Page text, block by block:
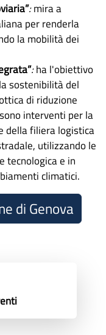
:mira a
per renderla
la mobilità dei
:ha l'obiettivo
sostenibilità del
di riduzione
interventi per la
della filiera logistica
utilizzando le
tecnologica e in
climatici.
di Genova